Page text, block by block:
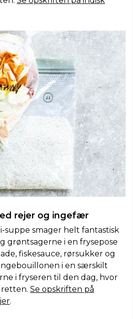
rejer og ingefær
suppe smager helt fantastisk
i en frysepose
fiskesauce, rørsukker og
i en særskilt
i fryseren til den dag, hvor
Se opskriften på
.